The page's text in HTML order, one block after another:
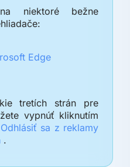
niektoré bežne
Edge
tretích strán pre
vypnúť kliknutím
Odhlásiť sa z reklamy
.